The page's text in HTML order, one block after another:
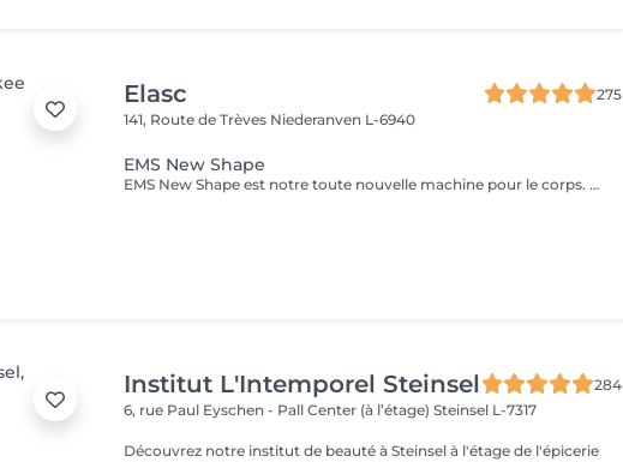
Elasc
275
141, Route de Trèves Niederanven L-6940
EMS New Shape
EMS New Shape est notre toute nouvelle machine pour le corps. Elle permet d'éliminer les graisses (même viscérales) et de stimuler les muscles les plus profonds, inatteignables même en faisant du sport, et ce, sans aucune courbature ! Le principe est le suivant : des ondes électromagnétiques provoquant des micro-stimulations musculaires très intenses. Ce soin est non-invasif et indolore ! Cette technologie s'adresse à n'importe qui souhaitant améliorer sa silhouette : le ou la sportif(ve) qui stagne et souhaite augmenter ses performances physiques ou encore celui ou celle qui veut développer sa masse musculaire et perdre des graisses locales. L'essayer, c'est l'adopter ! N'hésitez pas à nous contacter pour tout autre renseignement.
Institut L'Intemporel Steinsel
284
6, rue Paul Eyschen - Pall Center (à l’étage)Steinsel L-7317
Découvrez notre institut de beauté à Steinsel à l'étage de l'épicerie